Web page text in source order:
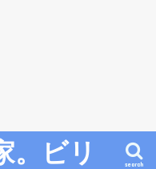
。ビリ
search